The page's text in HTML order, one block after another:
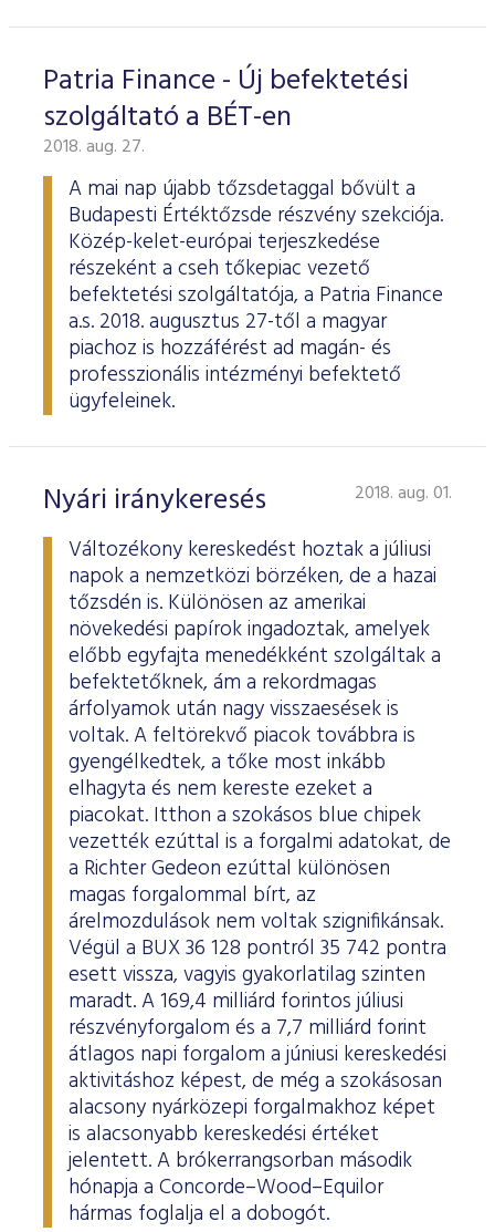
Patria Finance - Új befektetési
szolgáltató a BÉT-en
2018. aug. 27.
A mai nap újabb tőzsdetaggal bővült a
Budapesti Értéktőzsde részvény szekciója.
Közép-kelet-európai terjeszkedése
részeként a cseh tőkepiac vezető
befektetési szolgáltatója, a Patria Finance
a.s. 2018. augusztus 27-től a magyar
piachoz is hozzáférést ad magán- és
professzionális intézményi befektető
ügyfeleinek.
Nyári iránykeresés 2018. aug. 01.
Változékony kereskedést hoztak a júliusi
napok a nemzetközi börzéken, de a hazai
tőzsdén is. Különösen az amerikai
növekedési papírok ingadoztak, amelyek
előbb egyfajta menedékként szolgáltak a
befektetőknek, ám a rekordmagas
árfolyamok után nagy visszaesések is
voltak. A feltörekvő piacok továbbra is
gyengélkedtek, a tőke most inkább
elhagyta és nem kereste ezeket a
piacokat. Itthon a szokásos blue chipek
vezették ezúttal is a forgalmi adatokat, de
a Richter Gedeon ezúttal különösen
magas forgalommal bírt, az
árelmozdulások nem voltak szignifikánsak.
Végül a BUX 36 128 pontról 35 742 pontra
esett vissza, vagyis gyakorlatilag szinten
maradt. A 169,4 milliárd forintos júliusi
részvényforgalom és a 7,7 milliárd forint
átlagos napi forgalom a júniusi kereskedési
aktivitáshoz képest, de még a szokásosan
alacsony nyárközepi forgalmakhoz képet
is alacsonyabb kereskedési értéket
jelentett. A brókerrangsorban második
hónapja a Concorde–Wood–Equilor
hármas foglalja el a dobogót.